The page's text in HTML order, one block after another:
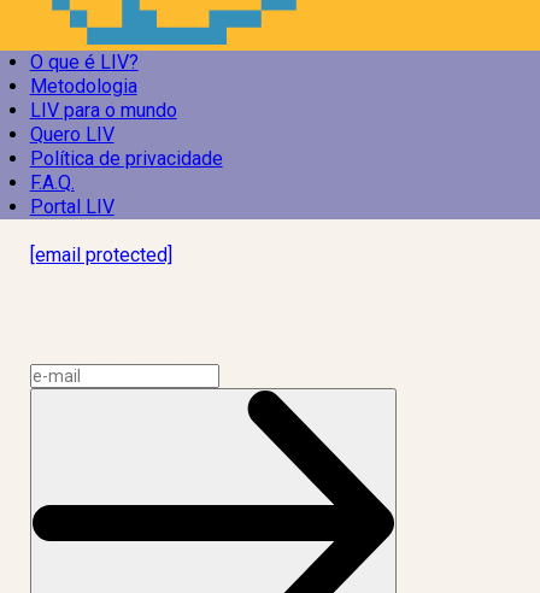
O que é LIV?
Metodologia
LIV para o mundo
Quero LIV
Política de privacidade
F.A.Q.
Portal LIV
[email protected]